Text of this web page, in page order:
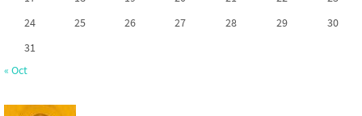
24
25 26 27 28 29
30
31
« Oct